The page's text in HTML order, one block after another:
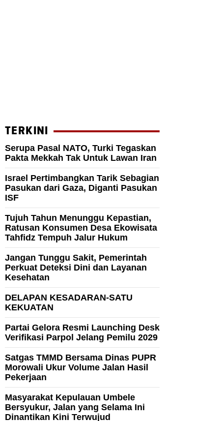
TERKINI
Serupa Pasal NATO, Turki Tegaskan
Pakta Mekkah Tak Untuk Lawan Iran
Israel Pertimbangkan Tarik Sebagian
Pasukan dari Gaza, Diganti Pasukan
ISF
Tujuh Tahun Menunggu Kepastian,
Ratusan Konsumen Desa Ekowisata
Tahfidz Tempuh Jalur Hukum
Jangan Tunggu Sakit, Pemerintah
Perkuat Deteksi Dini dan Layanan
Kesehatan
DELAPAN KESADARAN-SATU
KEKUATAN
Partai Gelora Resmi Launching Desk
Verifikasi Parpol Jelang Pemilu 2029
Satgas TMMD Bersama Dinas PUPR
Morowali Ukur Volume Jalan Hasil
Pekerjaan
Masyarakat Kepulauan Umbele
Bersyukur, Jalan yang Selama Ini
Dinantikan Kini Terwujud